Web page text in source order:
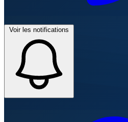
Voir les notifications